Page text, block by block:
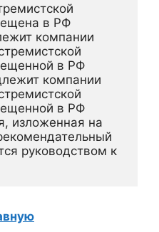
в РФ
компании
в РФ
компании
в РФ
изложенная на
руководством к